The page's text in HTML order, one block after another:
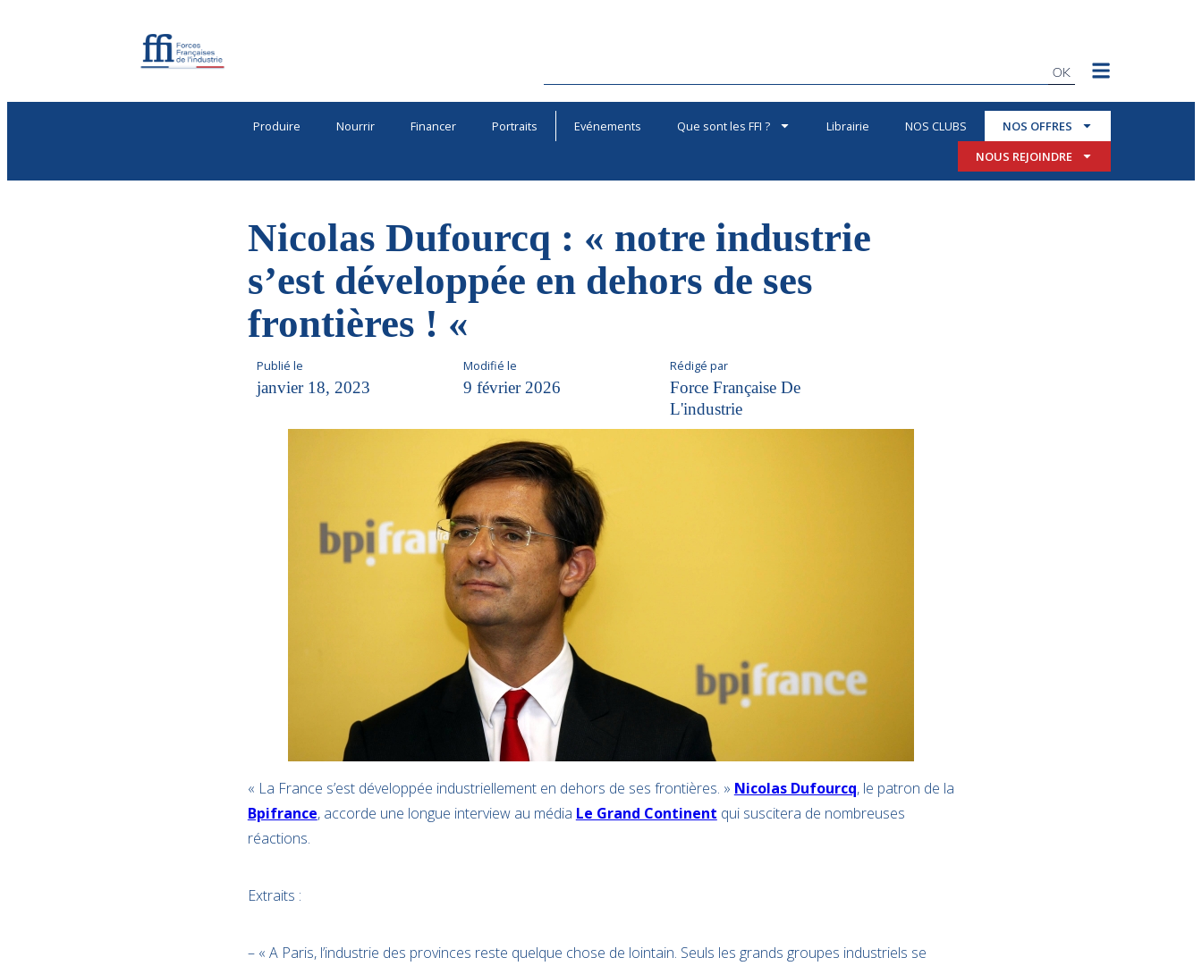
OK
Produire Nourrir Financer Portraits Evénements Que sont les FFI ? Librairie NOS CLUBS
NOS OFFRES
NOUS REJOINDRE
Nicolas Dufourcq : « notre industrie
s’est développée en dehors de ses
frontières ! «
Publié le
janvier 18, 2023
Modifié le
9 février 2026
Rédigé par
Force Française De
L'industrie
« La France s’est développée industriellement en dehors de ses frontières. » Nicolas Dufourcq, le patron de la
Bpifrance, accorde une longue interview au média Le Grand Continent qui suscitera de nombreuses
réactions.
Extraits :
– « A Paris, l’industrie des provinces reste quelque chose de lointain. Seuls les grands groupes industriels se